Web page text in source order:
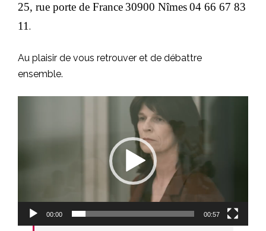
25, rue porte de France 30900 Nîmes04 66 67 83
11.
Au plaisir de vous retrouver et de débattre
ensemble.
00:00 00:57